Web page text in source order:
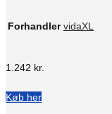
Forhandler vidaXL
1.242 kr.
Køb her